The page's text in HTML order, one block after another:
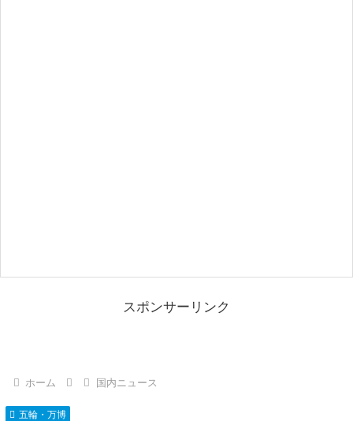
スポンサーリンク
ホーム 国内ニュース
五輪・万博